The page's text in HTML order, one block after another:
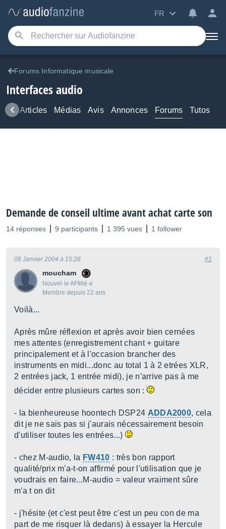
FR
Forums Informatique musicale
Interfaces audio
Articles Médias Avis Annonces Forums Tutos
Demande de conseil ultime avant achat carte son
14 réponses 9 participants 1 395 vues 1 follower
moucham
Nouvel·le AFfilié·e
Membre depuis 22 ans
08 Janvier 2004 à 15:28 #1
Voilà...
Après mûre réflexion et après avoir bien cernées
mes attentes (enregistrement chant + guitare
principalement et à l'occasion brancher des
instruments en midi...donc au total 1 à 2 etrées XLR,
2 entrées jack, 1 entrée midi), je n'arrive pas à me
décider entre plusieurs cartes son :
- la bienheureuse hoontech DSP24 ADDA2000, cela
dit je ne sais pas si j'aurais nécessairement besoin
d'utiliser toutes les entrées...)
- chez M-audio, la FW410 : très bon rapport
qualité/prix m'a-t-on affirmé pour l'utilisation que je
voudrais en faire...M-audio = valeur vraiment sûre
m'a t on dit
- j'hésite (et c'est peut être c'est un peu con de ma
part de me risquer là dedans) à essayer la Hercule